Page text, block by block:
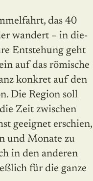
das 40
wandert – in die­
Entstehung geht
auf das römische
konkret auf den
Die Region soll
Zeit zwischen
geeignet erschien,
und Monate zu
in den anderen
für die ganze